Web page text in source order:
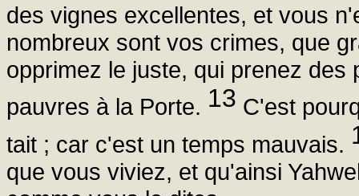
des vignes excellentes, et vous
nombreux sont vos crimes, que
opprimez le juste, qui prenez
pauvres à la Porte. 13 C'est
tait ; car c'est un temps mauvais.
que vous viviez, et qu'ainsi